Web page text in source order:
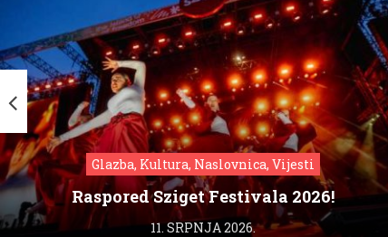
Glazba, Kultura, Naslovnica, Vijesti
Raspored Sziget Festivala 2026!
11. SRPNJA 2026.